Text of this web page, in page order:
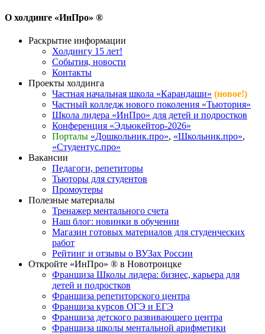
О холдинге «ИнПро» ®
Раскрытие информации
Холдингу 15 лет!
События, новости
Контакты
Проекты холдинга
Частная начальная школа «Карандаши» (новое!)
Частный колледж нового поколения «Тьютория»
Школа лидера «ИнПро» для детей и подростков
Конференция «Эдьюкейтор-2026»
Порталы «Дошкольник.про», «Школьник.про»,
«Студентус.про»
Вакансии
Педагоги, репетиторы
Тьюторы для студентов
Промоутеры
Полезные материалы
Тренажер ментального счета
Наш блог: новинки в обучении
Магазин готовых материалов для студенческих
работ
Рейтинг и отзывы о ВУЗах России
Откройте «ИнПро» ® в Новотроицке
Франшиза Школы лидера: бизнес, карьера для
детей и подростков
Франшиза репетиторского центра
Франшиза курсов ОГЭ и ЕГЭ
Франшиза детского развивающего центра
Франшиза школы ментальной арифметики